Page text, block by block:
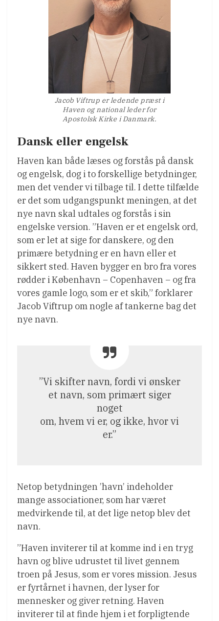
Jacob Viftrup er ledende præst i
Haven og national leder for
Apostolsk Kirke i Danmark.
Dansk eller engelsk
Haven kan både læses og forstås på dansk
og engelsk, dog i to forskellige betydninger,
men det vender vi tilbage til. I dette tilfælde
er det som udgangspunkt meningen, at det
nye navn skal udtales og forstås i sin
engelske version. ”Haven er et engelsk ord,
som er let at sige for danskere, og den
primære betydning er en havn eller et
sikkert sted. Haven bygger en bro fra vores
rødder i København – Copenhaven – og fra
vores gamle logo, som er et skib,” forklarer
Jacob Viftrup om nogle af tankerne bag det
nye navn.
”Vi skifter navn, fordi vi ønsker
et navn, som primært siger
noget
om, hvem vi er, og ikke, hvor vi
er.”
Netop betydningen ’havn’ indeholder
mange associationer, som har været
medvirkende til, at det lige netop blev det
navn.
”Haven inviterer til at komme ind i en tryg
havn og blive udrustet til livet gennem
troen på Jesus, som er vores mission. Jesus
er fyrtårnet i havnen, der lyser for
mennesker og giver retning. Haven
inviterer til at finde hjem i et forpligtende